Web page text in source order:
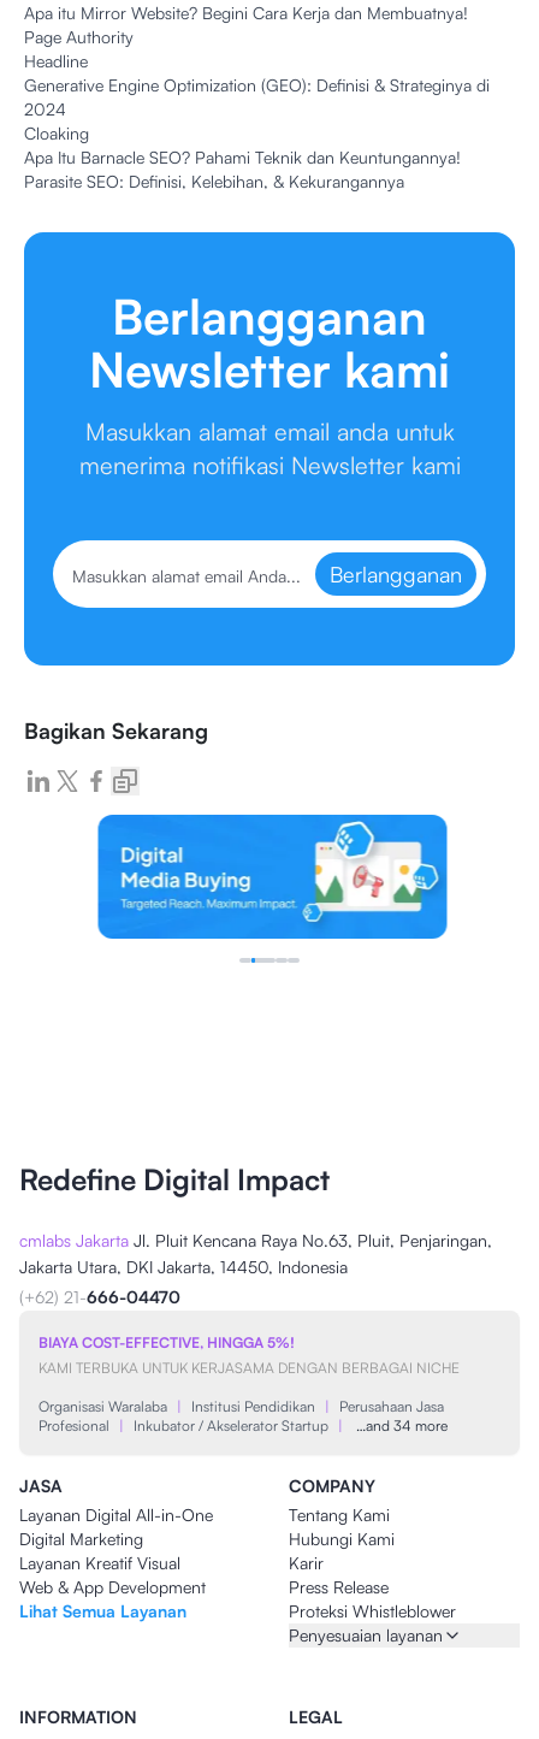
Apa itu Mirror Website? Begini Cara Kerja dan Membuatnya!
Page Authority
Headline
Generative Engine Optimization (GEO): Definisi & Strateginya di
2024
Cloaking
Apa Itu Barnacle SEO? Pahami Teknik dan Keuntungannya!
Parasite SEO: Definisi, Kelebihan, & Kekurangannya
Berlangganan
Newsletter kami
Masukkan alamat email anda untuk
menerima notifikasi Newsletter kami
Berlangganan
Bagikan Sekarang
Redefine Digital Impact
cmlabs Jakarta Jl. Pluit Kencana Raya No.63, Pluit, Penjaringan,
Jakarta Utara, DKI Jakarta, 14450, Indonesia
(+62) 21-666-04470
BIAYA COST-EFFECTIVE, HINGGA 5%!
KAMI TERBUKA UNTUK KERJASAMA DENGAN BERBAGAI NICHE
Organisasi Waralaba | Institusi Pendidikan |
Perusahaan Jasa
Profesional
| Inkubator / Akselerator Startup | …and 34 more
JASA
Layanan Digital All-in-One
Digital Marketing
Layanan Kreatif Visual
Web & App Development
Lihat Semua Layanan
COMPANY
Tentang Kami
Hubungi Kami
Karir
Press Release
Proteksi Whistleblower
Penyesuaian layanan
INFORMATION
LEGAL